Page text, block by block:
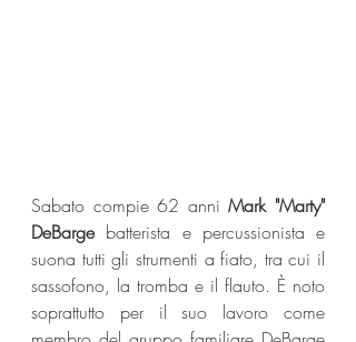
Sabato compie 62 anni Mark "Marty"
DeBarge batterista e percussionista e
suona tutti gli strumenti a fiato, tra cui il
sassofono, la tromba e il flauto. È noto
soprattutto per il suo lavoro come